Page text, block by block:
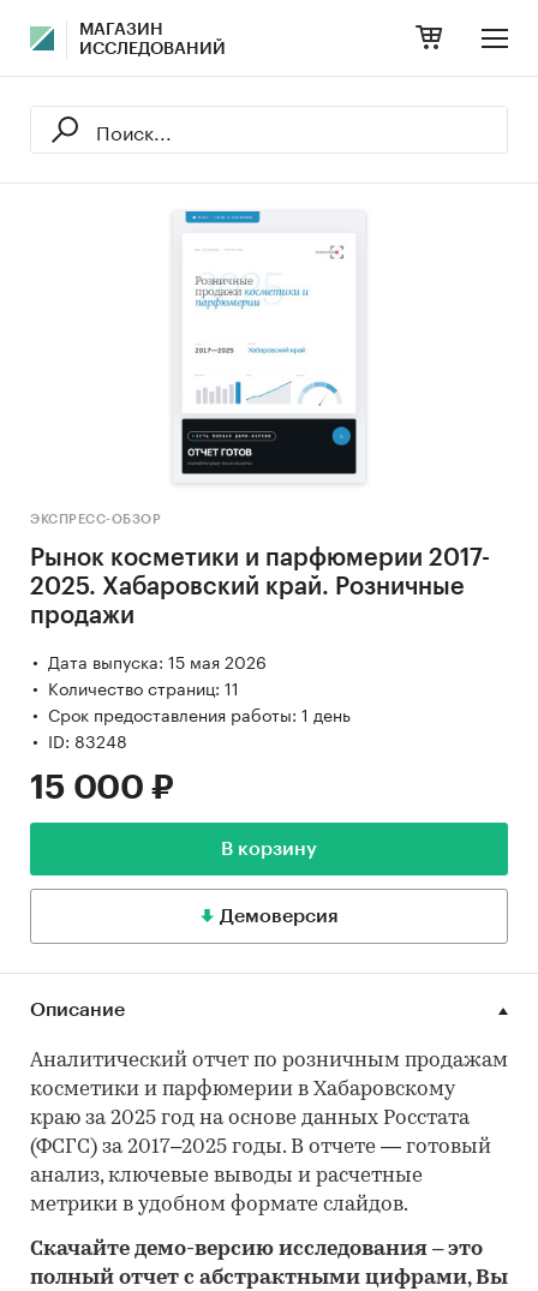
МАГАЗИН
ИССЛЕДОВАНИЙ
ЭКСПРЕСС-ОБЗОР
Рынок косметики и парфюмерии 2017-
2025. Хабаровский край. Розничные
продажи
Дата выпуска: 15 мая 2026
Количество страниц: 11
Срок предоставления работы: 1 день
ID: 83248
15 000 ₽
В корзину
Демоверсия
Описание
Аналитический отчет по розничным продажам
косметики и парфюмерии в Хабаровскому
краю за 2025 год на основе данных Росстата
(ФСГС) за 2017–2025 годы. В отчете — готовый
анализ, ключевые выводы и расчетные
метрики в удобном формате слайдов.
Скачайте демо-версию исследования – это
полный отчет с абстрактными цифрами, Вы